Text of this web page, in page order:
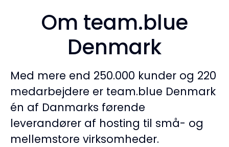
Om team.blue
Denmark
Med mere end 250.000 kunder og 220
medarbejdere er team.blue Denmark
én af Danmarks førende
leverandører af hosting til små- og
mellemstore virksomheder.